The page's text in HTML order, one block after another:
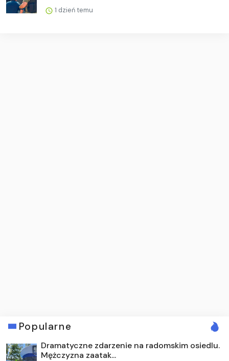
1 dzień temu
Popularne
Dramatyczne zdarzenie na radomskim osiedlu.
Mężczyzna zaatak...